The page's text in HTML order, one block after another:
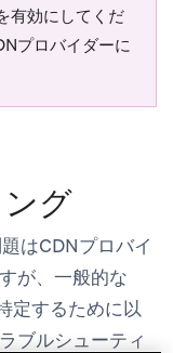
有効にしてくだ
プロバイダーに
グ
はCDNプロバイ
が、一般的な
定するために以
ブルシューティ